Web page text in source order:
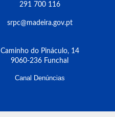
291 700 116
srpc@madeira.gov.pt
Caminho do Pináculo, 14
9060-236 Funchal
Canal Denúncias